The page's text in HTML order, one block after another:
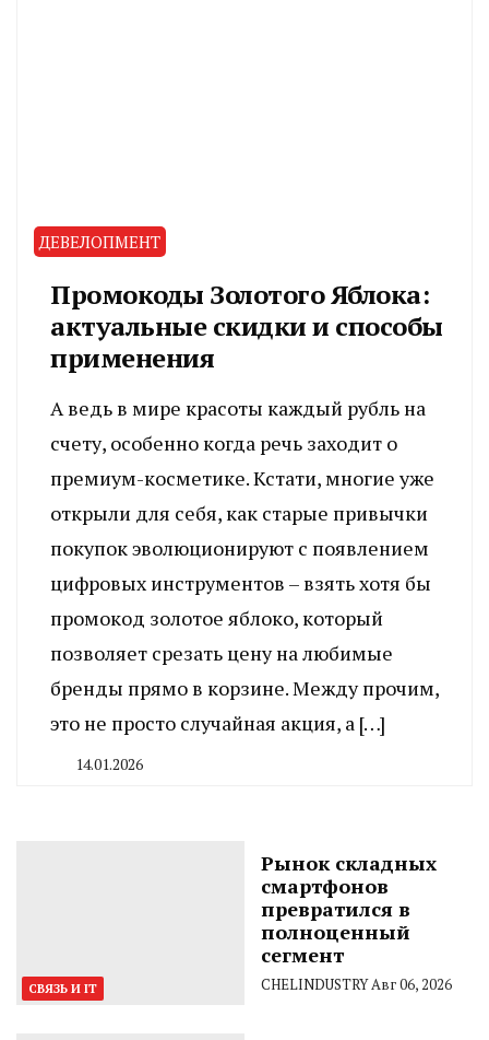
ДЕВЕЛОПМЕНТ
Промокоды Золотого Яблока:
актуальные скидки и способы
применения
А ведь в мире красоты каждый рубль на
счету, особенно когда речь заходит о
премиум-косметике. Кстати, многие уже
открыли для себя, как старые привычки
покупок эволюционируют с появлением
цифровых инструментов – взять хотя бы
промокод золотое яблоко, который
позволяет срезать цену на любимые
бренды прямо в корзине. Между прочим,
это не просто случайная акция, а […]
14.01.2026
СВЯЗЬ И IT
Рынок складных
смартфонов
превратился в
полноценный
сегмент
CHELINDUSTRYАвг 06, 2026